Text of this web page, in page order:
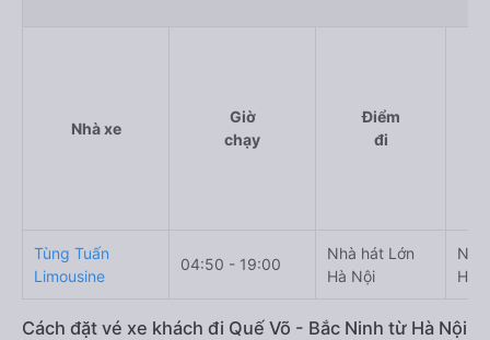
Nhà xe
Giờ
chạy
Điểm
đi
Tùng Tuấn
Limousine
04:50 - 19:00
Nhà hát Lớn
Hà Nội
Cách đặt vé xe khách đi Quế Võ - Bắc Ninh từ Hà Nội